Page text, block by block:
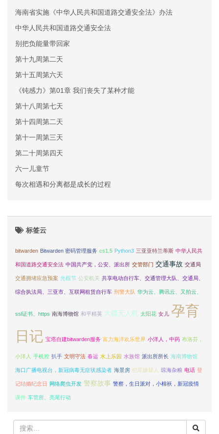
海南省实施《中华人民共和国道路交通安全法》办法
中华人民共和国道路交通安全法
别把负能量带回家
第十九周第二天
第十五周第六天
《钝感力》第01章 我们丧失了某种才能
第十八周第七天
第十四周第二天
第十一周第三天
第二十周第四天
六一儿童节
每次相遇和分离都是成长的过程
标签云
bitwarden Bitwarden 密码管理服务 cs1.5 Python3 三亚亚特兰蒂斯 中华人民共
和国道路交通安全法 中国共产党，公安、派出所 交管部门 交通事故 交通局
交通拥堵应急预案 光棍节 公安机关 共享电动自行车、交通管理大队、交通局、
综合执法局、三亚市、互联网租赁自行车 刑警大队 华为云、腾讯云、又拍云、
ssl证书、https 南海博物馆 和平精英 大疆无人机 太阳花 女儿 孕育
日记 宝塔自建bitwarden服务 富力海洋欢乐世界 小洋人，中药 布洛芬，
小洋人 手机控 扒手 文明守法 春运 水上乐园 水族馆 派出所所长 海南博物馆
海口广播电视台，新冠病毒无症状感染者 海景房 犯罪嫌疑人 琼海杂粮 电话 登
记结婚纪念日 网络爬虫开发 警察故事 警察，生日派对，小棉袄，新冠疫情
课件 车管所、亮尾行动